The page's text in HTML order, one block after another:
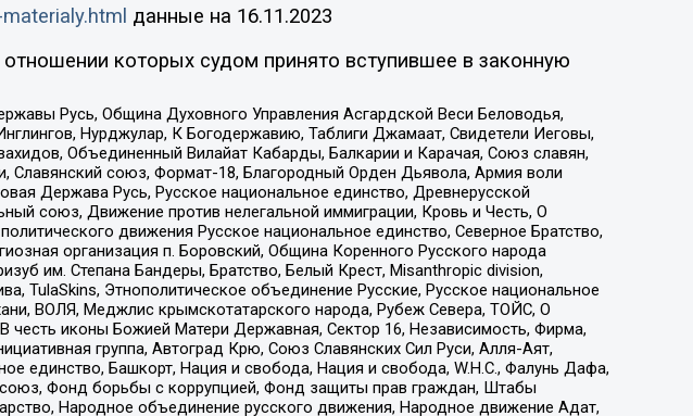
данные на 16.11.2023
которых судом принято вступившее в законную
Русь, Община Духовного Управления Асгардской Веси Беловодья,
Нурджулар, К Богодержавию, Таблиги Джамаат, Свидетели Иеговы,
Объединенный Вилайат Кабарды, Балкарии и Карачая, Союз славян,
Славянский союз, Формат-18, Благородный Орден Дьявола, Армия воли
Держава Русь, Русское национальное единство, Древнерусской
союз, Движение против нелегальной иммиграции, Кровь и Честь, О
движения Русское национальное единство, Северное Братство,
организация п. Боровский, Община Коренного Русского народа
им. Степана Бандеры, Братство, Белый Крест, Misanthropic division,
TulaSkins, Этнополитическое объединение Русские, Русское национальное
ВОЛЯ, Меджлис крымскотатарского народа, Рубеж Севера, ТОЙС, О
честь иконы Божией Матери Державная, Сектор 16, Независимость, Фирма,
группа, Автоград Крю, Союз Славянских Сил Руси, Алля-Аят,
единство, Башкорт, Нация и свобода, Нация и свобода, W.H.С., Фалунь Дафа,
Фонд борьбы с коррупцией, Фонд защиты прав граждан, Штабы
Народное объединение русского движения, Народное движение Адат,